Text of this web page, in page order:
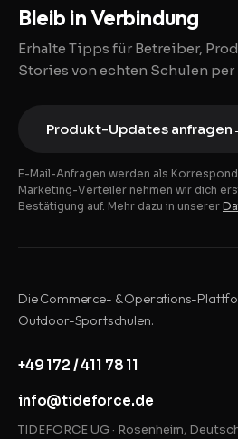
Bleib in Verbindung
Erhalte Tipps für Betreiber,
Stories von echten Schulen per
Produkt-Updates anfragen
E-Mail-Anfragen werden als
Marketing-Verteiler nehmen wir dich
Bestätigung auf. Mehr dazu in unserer
Die Commerce- & Operations-
Outdoor-Sportschulen.
+49 172 / 411 78 11
info@tideforce.de
TIDEFORCE UG · Rosenheim,